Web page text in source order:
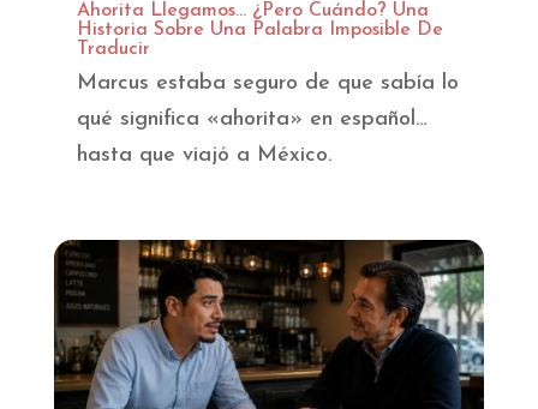
Ahorita Llegamos… ¿Pero Cuándo? Una
Historia Sobre Una Palabra Imposible De
Traducir
Marcus estaba seguro de que sabía lo
qué significa «ahorita» en español…
hasta que viajó a México.